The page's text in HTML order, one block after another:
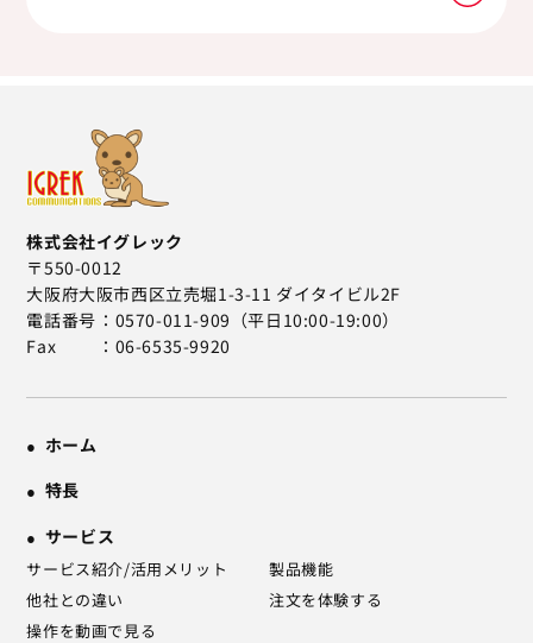
株式会社イグレック
〒550-0012
大阪府大阪市西区立売堀1-3-11 ダイタイビル2F
電話番号
0570-011-909（平日10:00-19:00）
Fax
06-6535-9920
ホーム
特長
サービス
サービス紹介/活用メリット
製品機能
他社との違い
注文を体験する
操作を動画で見る